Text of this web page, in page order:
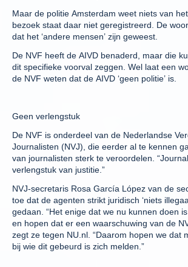
Maar de politie Amsterdam weet niets van
bezoek staat daar niet geregistreerd. De
dat het ‘andere mensen’ zijn geweest.
De NVF heeft de AIVD benaderd, maar die
dit specifieke voorval zeggen. Wel laat een
de NVF weten dat de AIVD ‘geen politie’ is.
Geen verlengstuk
De NVF is onderdeel van de Nederlandse
Journalisten (NVJ), die eerder al te kennen
van journalisten sterk te veroordelen.
verlengstuk van justitie.”
NVJ-secretaris Rosa García López van de
toe dat de agenten strikt juridisch ‘niets
gedaan. “Het enige dat we nu kunnen doen
en hopen dat er een waarschuwing van de
zegt ze tegen NU.nl. “Daarom hopen we dat
bij wie dit gebeurd is zich melden.”